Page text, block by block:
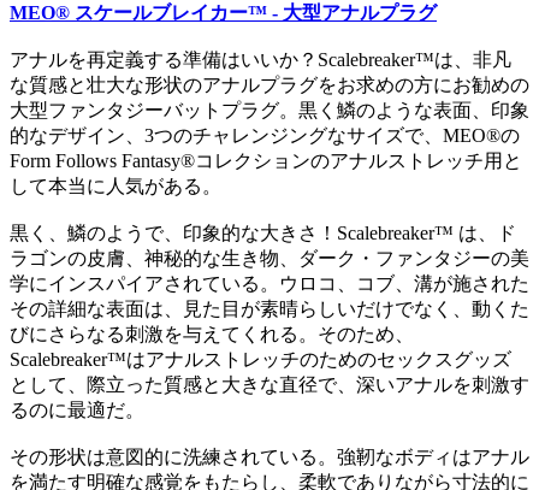
MEO® スケールブレイカー™ - 大型アナルプラグ
アナルを再定義する準備はいいか？Scalebreaker™は、非凡
な質感と壮大な形状のアナルプラグをお求めの方にお勧めの
大型ファンタジーバットプラグ。黒く鱗のような表面、印象
的なデザイン、3つのチャレンジングなサイズで、MEO®の
Form Follows Fantasy®コレクションのアナルストレッチ用と
して本当に人気がある。
黒く、鱗のようで、印象的な大きさ！Scalebreaker™ は、ド
ラゴンの皮膚、神秘的な生き物、ダーク・ファンタジーの美
学にインスパイアされている。ウロコ、コブ、溝が施された
その詳細な表面は、見た目が素晴らしいだけでなく、動くた
びにさらなる刺激を与えてくれる。そのため、
Scalebreaker™はアナルストレッチのためのセックスグッズ
として、際立った質感と大きな直径で、深いアナルを刺激す
るのに最適だ。
その形状は意図的に洗練されている。強靭なボディはアナル
を満たす明確な感覚をもたらし、柔軟でありながら寸法的に